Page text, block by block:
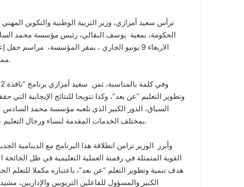
الحكومة، بمعية يوسف البقالي، رئيس مؤسسة محمد
ممثلين عن قطاع التربية والتكوين وشخصيات عمومية وازنة.
السياق، الدور الكبير الذي تلعبه مؤسسة محمد السادس
بمختلف الخدمات المقدمة لنساء ورجال التعليم على المستويات الاجتماعية والصحية والثقافية والترفيهية.
وأبرز الوزير تزامن انطلاقة هذا البرنامج مع الدينامية
القوية المتمثلة في رقمنة العملية التعليمية في ظل
هدف تنمية وتطوير التعلم “عن بعد”، باعتباره مكملا
الكبير والمسؤول للفاعلين التربويين والإداريين،